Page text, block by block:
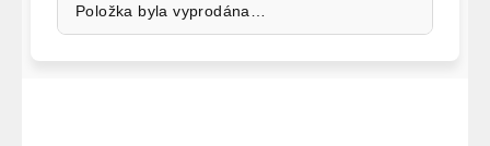
Položka byla vyprodána…